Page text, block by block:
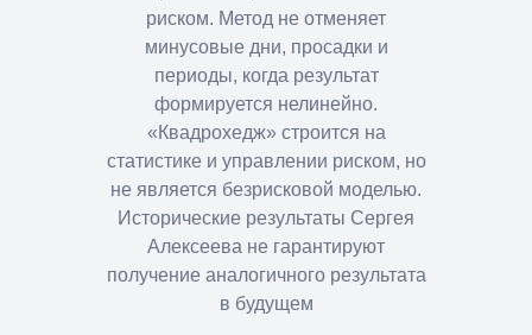
риском. Метод не отменяет
минусовые дни, просадки и
периоды, когда результат
формируется нелинейно.
«Квадрохедж» строится на
статистике и управлении риском, но
не является безрисковой моделью.
Исторические результаты Сергея
Алексеева не гарантируют
получение аналогичного результата
в будущем